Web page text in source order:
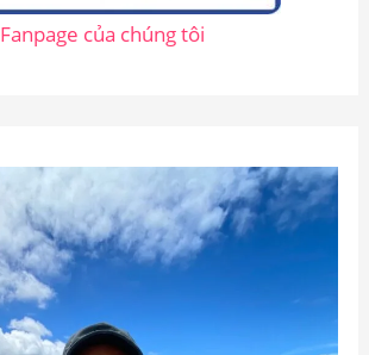
Fanpage của chúng tôi